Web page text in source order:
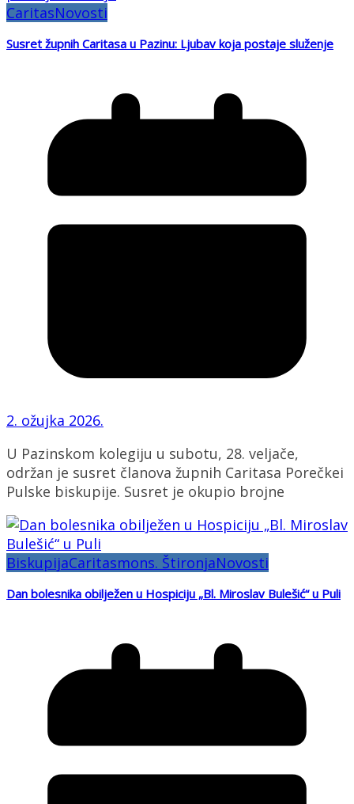
CaritasNovosti
Susret župnih Caritasa u Pazinu: Ljubav koja postaje služenje
2. ožujka 2026.
U Pazinskom kolegiju u subotu, 28. veljače,
održan je susret članova župnih Caritasa Porečkei
Pulske biskupije. Susret je okupio brojne
BiskupijaCaritasmons. ŠtironjaNovosti
Dan bolesnika obilježen u Hospiciju „Bl. Miroslav Bulešić“ u Puli